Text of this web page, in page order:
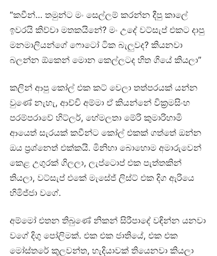
“කවීන්… තමුන්ට මං සෙල්ලම් කරන්න දීපු කාලේ
ඉවරයි කිව්වා මතකයිනේ? මං උදේ වට්සැප් එකට දාපු
මනමාලියන්ගේ ෆොටෝ ටික බැලුවද? කියනවා
බලන්න ඕකෙන් මොන කෙල්ලටද හිත ගියේ කියලා”
කලින් ආපු කෝල් එක කට් වෙලා තත්පරයක් යන්න
වුණේ නැහැ, ආච්චි අම්මා ඒ කියන්නේ වික්‍රමසිංහ
පරම්පරාවේ හිට්ලර්, හේමලතා මේරි කුමාරිහාමි
ආයෙත් සැරයක් කවීන්ට කෝල් එකක් ගත්තේ ඔන්න
ඔය ප්‍රශ්නෙත් එක්කයි. මිනිහා බොහොම අමාරුවෙන්
කෙළ උගුරක් ගිලලා, ලැප්ටොප් එක පැත්තකින්
තියලා, වට්සැප් එකේ මැසේජ් ලිස්ට් එක දිග ඇරියෙ
හිමිජ්ජා වගේ.
අම්මෝ එතන තිබුණේ නිකන් සිරීපාදේ වඳින්න යනවා
වගේ දිගු පෝලිමක්. එක එක ජාතියේ, එක එක
මෝස්තරේ කුලවන්ත, හැදියාවක් තියෙනවා කියලා